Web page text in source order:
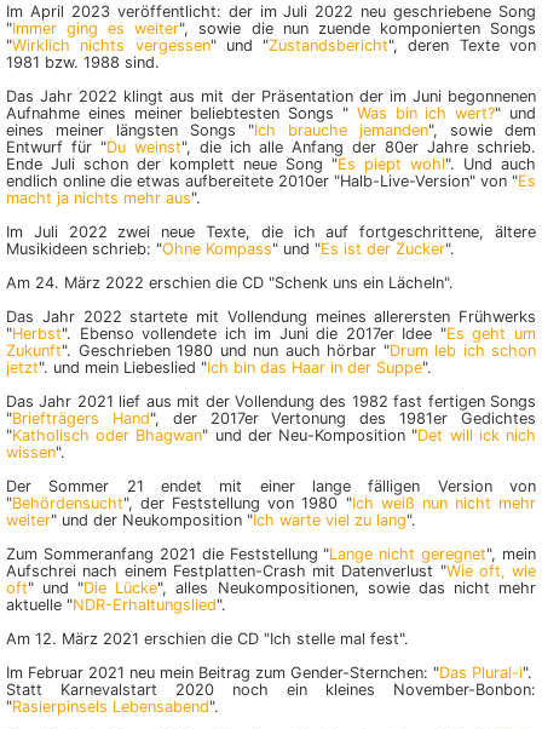
Im April 2023 veröffentlicht: der im Juli 2022 neu geschriebene Song
"Immer ging es weiter", sowie die nun zuende komponierten Songs
"Wirklich nichts vergessen" und "Zustandsbericht", deren Texte von
1981 bzw. 1988 sind.
Das Jahr 2022 klingt aus mit der Präsentation der im Juni begonnenen
Aufnahme eines meiner beliebtesten Songs " Was bin ich wert?" und
eines meiner längsten Songs "Ich brauche jemanden", sowie dem
Entwurf für "Du weinst", die ich alle Anfang der 80er Jahre schrieb.
Ende Juli schon der komplett neue Song "Es piept wohl". Und auch
endlich online die etwas aufbereitete 2010er "Halb-Live-Version" von "Es
macht ja nichts mehr aus".
Im Juli 2022 zwei neue Texte, die ich auf fortgeschrittene, ältere
Musikideen schrieb: "Ohne Kompass" und "Es ist der Zucker".
Am 24. März 2022 erschien die CD "Schenk uns ein Lächeln".
Das Jahr 2022 startete mit Vollendung meines allerersten Frühwerks
"Herbst". Ebenso vollendete ich im Juni die 2017er Idee "Es geht um
Zukunft". Geschrieben 1980 und nun auch hörbar "Drum leb ich schon
jetzt". und mein Liebeslied "Ich bin das Haar in der Suppe".
Das Jahr 2021 lief aus mit der Vollendung des 1982 fast fertigen Songs
"Briefträgers Hand", der 2017er Vertonung des 1981er Gedichtes
"Katholisch oder Bhagwan" und der Neu-Komposition "Det will ick nich
wissen".
Der Sommer 21 endet mit einer lange fälligen Version von
"Behördensucht", der Feststellung von 1980 "Ich weiß nun nicht mehr
weiter" und der Neukomposition "Ich warte viel zu lang".
Zum Sommeranfang 2021 die Feststellung "Lange nicht geregnet", mein
Aufschrei nach einem Festplatten-Crash mit Datenverlust "Wie oft, wie
oft" und "Die Lücke", alles Neukompositionen, sowie das nicht mehr
aktuelle "NDR-Erhaltungslied".
Am 12. März 2021 erschien die CD "Ich stelle mal fest".
Im Februar 2021 neu mein Beitrag zum Gender-Sternchen: "Das Plural-i".
Statt Karnevalstart 2020 noch ein kleines November-Bonbon:
"Rasierpinsels Lebensabend".